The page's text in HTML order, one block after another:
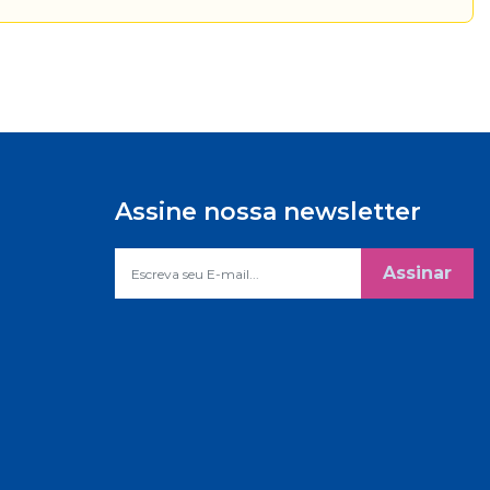
Assine nossa newsletter
Assinar